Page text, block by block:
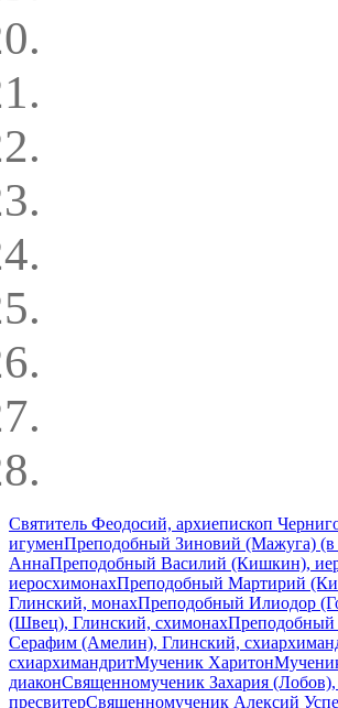
Святитель Феодосий, архиепископ
игуменПреподобный Зиновий (Мажуга) (в
АннаПреподобный Василий (Кишкин),
иеросхимонахПреподобный Мартирий
Глинский, монахПреподобный Илиодор
(Швец), Глинский, схимонахПреподобный
Серафим (Амелин), Глинский,
схиархимандритМученик Харитон
диаконСвященномученик Захария
пресвитерСвященномученик Алексий